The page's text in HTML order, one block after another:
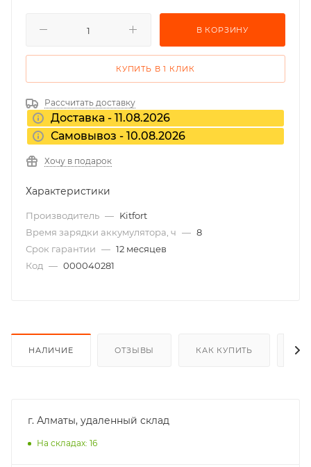
В КОРЗИНУ
КУПИТЬ В 1 КЛИК
Рассчитать доставку
Доставка - 11.08.2026
Самовывоз - 10.08.2026
Хочу в подарок
Характеристики
Производитель — Kitfort
Время зарядки аккумулятора, ч — 8
Срок гарантии — 12 месяцев
Код — 000040281
НАЛИЧИЕ ОТЗЫВЫ КАК КУПИТЬ
г. Алматы, удаленный склад
На складах: 16